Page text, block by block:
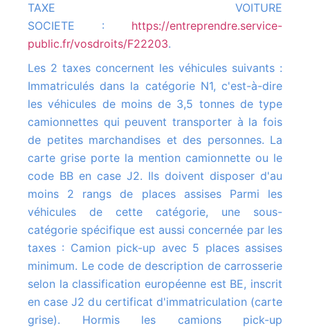
TAXE VOITURE
SOCIETE : https://entreprendre.service-
public.fr/vosdroits/F22203.
Les 2 taxes concernent les véhicules suivants :
Immatriculés dans la catégorie N1, c'est-à-dire
les véhicules de moins de 3,5 tonnes de type
camionnettes qui peuvent transporter à la fois
de petites marchandises et des personnes. La
carte grise porte la mention camionnette ou le
code BB en case J2. Ils doivent disposer d'au
moins 2 rangs de places assises Parmi les
véhicules de cette catégorie, une sous-
catégorie spécifique est aussi concernée par les
taxes : Camion pick-up avec 5 places assises
minimum. Le code de description de carrosserie
selon la classification européenne est BE, inscrit
en case J2 du certificat d'immatriculation (carte
grise). Hormis les camions pick-up